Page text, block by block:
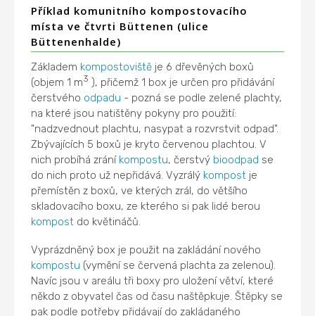
Příklad komunitního kompostovacího
místa ve čtvrti Büttenen (ulice
Büttenenhalde)
Základem kompostoviště je 6 dřevěných boxů
(objem 1 m3 ), přičemž 1 box je určen pro přidávání
čerstvého odpadu - pozná se podle zelené plachty,
na které jsou natištěny pokyny pro použití:
"nadzvednout plachtu, nasypat a rozvrstvit odpad".
Zbývajících 5 boxů je kryto červenou plachtou. V
nich probíhá zrání kompostu, čerstvý bioodpad se
do nich proto už nepřidává. Vyzrálý kompost je
přemístěn z boxů, ve kterých zrál, do většího
skladovacího boxu, ze kterého si pak lidé berou
kompost do květináčů.
Vyprázdněný box je použit na zakládání nového
kompostu (vymění se červená plachta za zelenou).
Navíc jsou v areálu tři boxy pro uložení větví, které
někdo z obyvatel čas od času naštěpkuje. Štěpky se
pak podle potřeby přidávají do zakládaného